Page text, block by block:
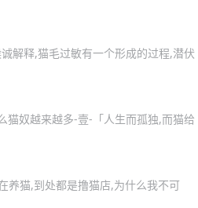
解释,猫毛过敏有一个形成的过程,潜伏
猫奴越来越多-壹-「人生而孤独,而猫给
养猫,到处都是撸猫店,为什么我不可